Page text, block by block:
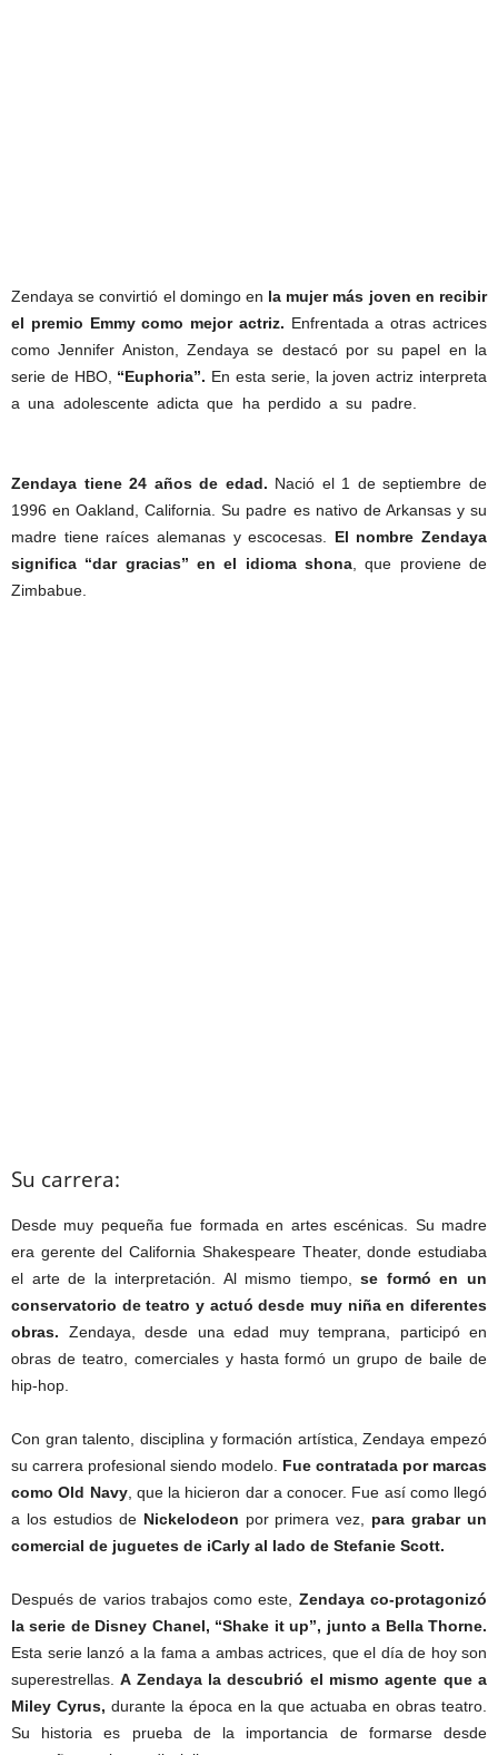
Zendaya se convirtió el domingo en la mujer más joven en recibir
el premio Emmy como mejor actriz. Enfrentada a otras actrices
como Jennifer Aniston, Zendaya se destacó por su papel en la
serie de HBO, “Euphoria”. En esta serie, la joven actriz interpreta
a una adolescente adicta que ha perdido a su padre.
Zendaya tiene 24 años de edad. Nació el 1 de septiembre de
1996 en Oakland, California. Su padre es nativo de Arkansas y su
madre tiene raíces alemanas y escocesas. El nombre Zendaya
significa “dar gracias” en el idioma shona , que proviene de
Zimbabue.
Su carrera:
Desde muy pequeña fue formada en artes escénicas. Su madre
era gerente del California Shakespeare Theater, donde estudiaba
el arte de la interpretación. Al mismo tiempo,se formó en un
conservatorio de teatro y actuó desde muy niña en diferentes
obras. Zendaya, desde una edad muy temprana, participó en
obras de teatro, comerciales y hasta formó un grupo de baile de
hip-hop.
Con gran talento, disciplina y formación artística, Zendaya empezó
su carrera profesional siendo modelo. Fue contratada por marcas
como Old Navy, que la hicieron dar a conocer. Fue así como llegó
a los estudios de Nickelodeon por primera vez, para grabar un
comercial de juguetes de iCarly al lado de Stefanie Scott.
Después de varios trabajos como este, Zendaya co-protagonizó
la serie de Disney Chanel, “Shake it up”, junto a Bella Thorne.
Esta serie lanzó a la fama a ambas actrices, que el día de hoy son
superestrellas.A Zendaya la descubrió el mismo agente que a
Miley Cyrus, durante la época en la que actuaba en obras teatro.
Su historia es prueba de la importancia de formarse desde